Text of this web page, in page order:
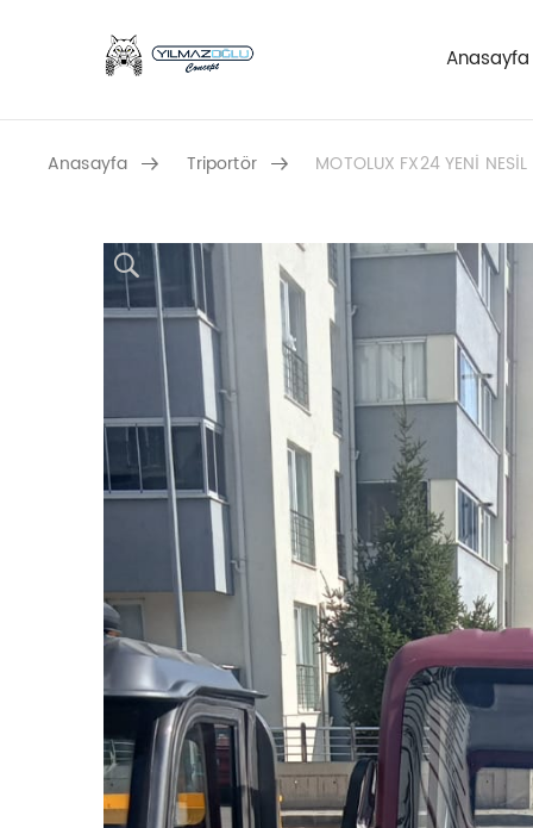
Anasayfa
Anasayfa Triportör MOTOLUX FX24 YENİ
Skip to content